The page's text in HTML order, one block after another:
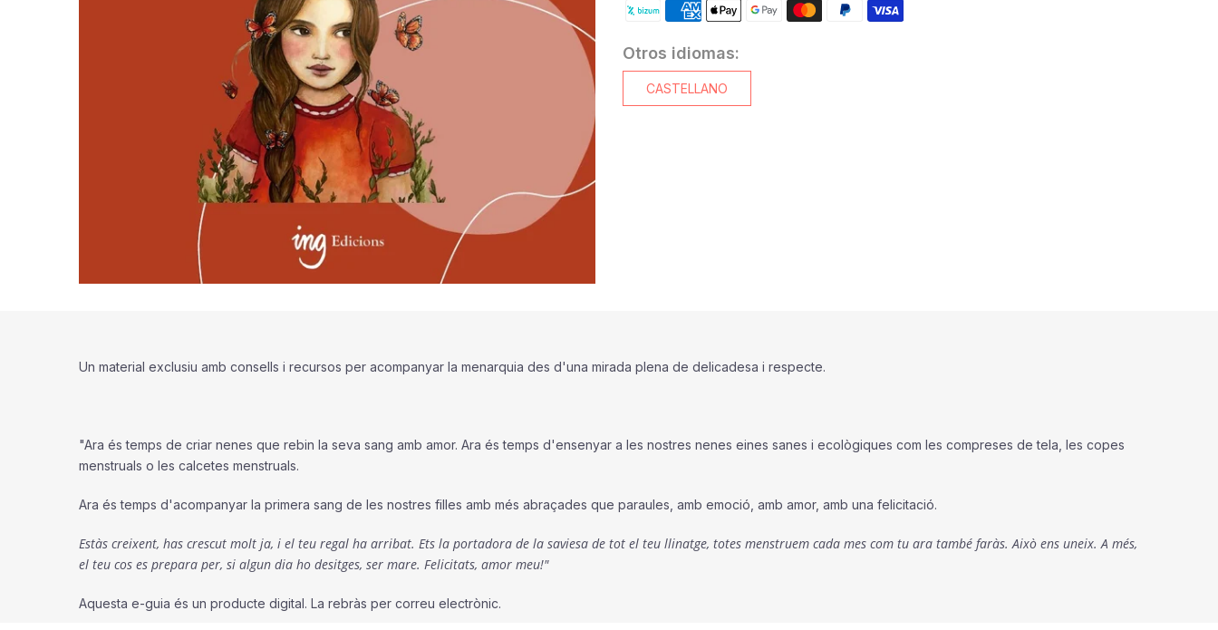
Otros idiomas:
CASTELLANO
Un material exclusiu amb consells i recursos per acompanyar la menarquia des d'una mirada plena de delicadesa i respecte.
"Ara és temps de criar nenes que rebin la seva sang amb amor. Ara és temps d'ensenyar a les nostres nenes eines sanes i ecològiques com les compreses de tela, les copes
menstruals o les calcetes menstruals.
Ara és temps d'acompanyar la primera sang de les nostres filles amb més abraçades que paraules, amb emoció, amb amor, amb una felicitació.
Estàs creixent, has crescut molt ja, i el teu regal ha arribat. Ets la portadora de la saviesa de tot el teu llinatge, totes menstruem cada mes com tu ara també faràs. Això ens uneix. A més,
el teu cos es prepara per, si algun dia ho desitges, ser mare. Felicitats, amor meu!"
Aquesta e-guia és un producte digital. La rebràs per correu electrònic.